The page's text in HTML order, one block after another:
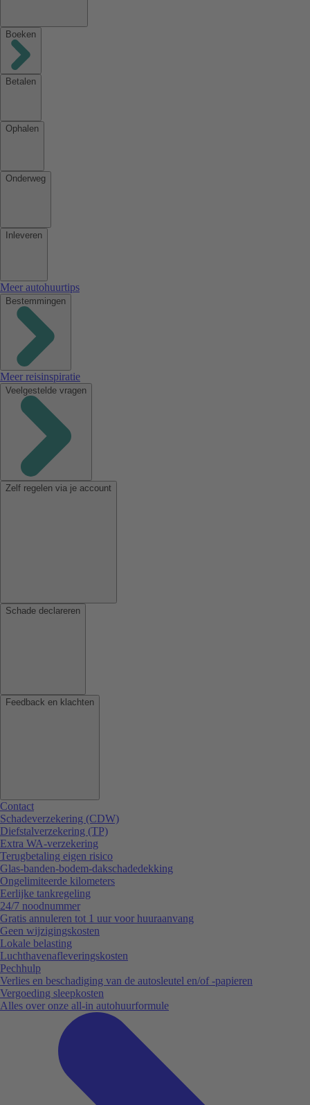
Boeken
Betalen
Ophalen
Onderweg
Inleveren
Meer autohuurtips
Bestemmingen
Meer reisinspiratie
Veelgestelde vragen
Zelf regelen via je account
Schade declareren
Feedback en klachten
Contact
Schadeverzekering (CDW)
Diefstalverzekering (TP)
Extra WA-verzekering
Terugbetaling eigen risico
Glas-banden-bodem-dakschadedekking
Ongelimiteerde kilometers
Eerlijke tankregeling
24/7 noodnummer
Gratis annuleren tot 1 uur voor huuraanvang
Geen wijzigingskosten
Lokale belasting
Luchthavenafleveringskosten
Pechhulp
Verlies en beschadiging van de autosleutel en/of -papieren
Vergoeding sleepkosten
Alles over onze all-in autohuurformule